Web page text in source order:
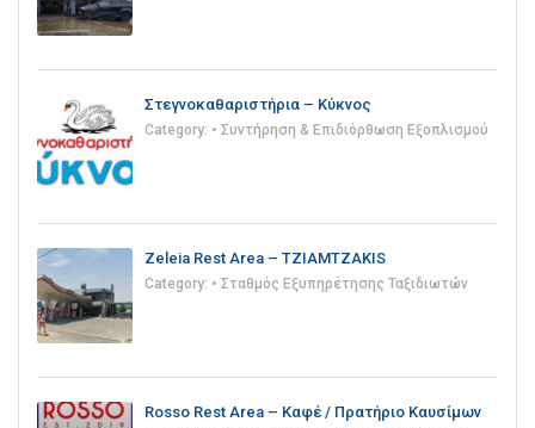
Στεγνοκαθαριστήρια – Κύκνος
Category: • Συντήρηση & Επιδιόρθωση Εξοπλισμού
Zeleia Rest Area – TZIAMTZAKIS
Category: • Σταθμός Εξυπηρέτησης Ταξιδιωτών
Rosso Rest Area – Καφέ / Πρατήριο Καυσίμων